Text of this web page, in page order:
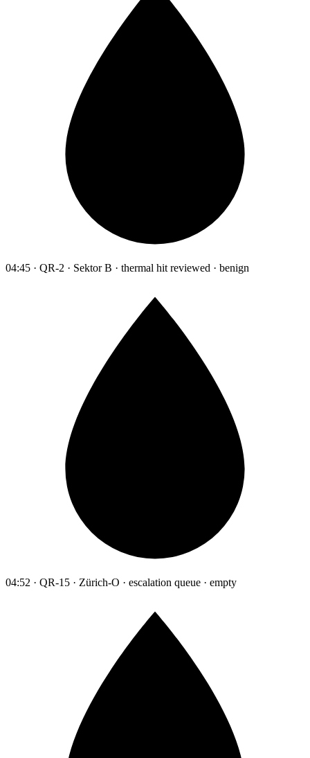
04:45 · QR-2 · Sektor B · thermal hit reviewed · benign
04:52 · QR-15 · Zürich-O · escalation queue · empty